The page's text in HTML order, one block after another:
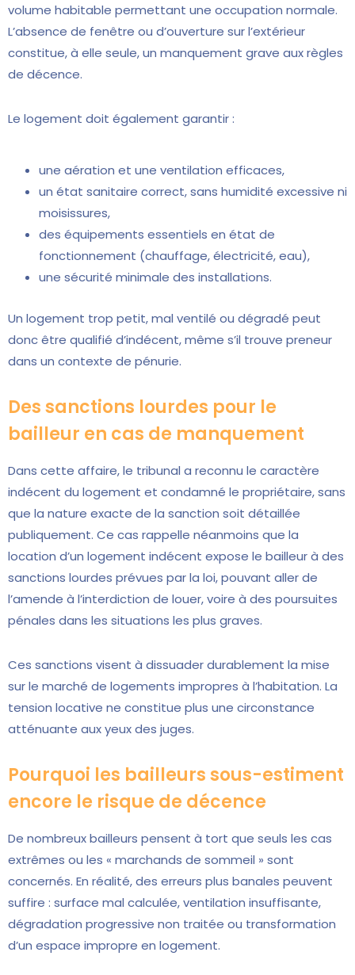
volume habitable permettant une occupation normale.
L’absence de fenêtre ou d’ouverture sur l’extérieur
constitue, à elle seule, un manquement grave aux règles
de décence.
Le logement doit également garantir :
une aération et une ventilation efficaces,
un état sanitaire correct, sans humidité excessive ni
moisissures,
des équipements essentiels en état de
fonctionnement (chauffage, électricité, eau),
une sécurité minimale des installations.
Un logement trop petit, mal ventilé ou dégradé peut
donc être qualifié d’indécent, même s’il trouve preneur
dans un contexte de pénurie.
Des sanctions lourdes pour le
bailleur en cas de manquement
Dans cette affaire, le tribunal a reconnu le caractère
indécent du logement et condamné le propriétaire, sans
que la nature exacte de la sanction soit détaillée
publiquement. Ce cas rappelle néanmoins que la
location d’un logement indécent expose le bailleur à des
sanctions lourdes prévues par la loi, pouvant aller de
l’amende à l’interdiction de louer, voire à des poursuites
pénales dans les situations les plus graves.
Ces sanctions visent à dissuader durablement la mise
sur le marché de logements impropres à l’habitation. La
tension locative ne constitue plus une circonstance
atténuante aux yeux des juges.
Pourquoi les bailleurs sous-estiment
encore le risque de décence
De nombreux bailleurs pensent à tort que seuls les cas
extrêmes ou les « marchands de sommeil » sont
concernés. En réalité, des erreurs plus banales peuvent
suffire : surface mal calculée, ventilation insuffisante,
dégradation progressive non traitée ou transformation
d’un espace impropre en logement.